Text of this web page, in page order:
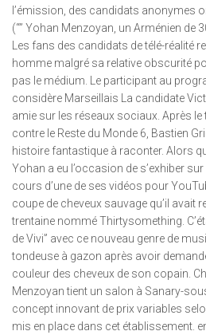
l’émission, des candidats anonymes
(“” Yohan Menzoyan, un Arménien de
Les fans des candidats de télé-réalité
homme malgré sa relative obscurité
pas le médium. Le participant au
considère Marseillais La candidate
amie sur les réseaux sociaux. Après
contre le Reste du Monde 6, Bastien
histoire fantastique à raconter. Alors
Yohan a eu l’occasion de s’exhiber
cours d’une de ses vidéos pour
coupe de cheveux sauvage qu’il avait
trentaine nommé Thirtysomething.
de Vivi” avec ce nouveau genre de
tondeuse à gazon après avoir
couleur des cheveux de son copain.
Menzoyan tient un salon à Sanary-
concept innovant de prix variables
mis en place dans cet établissement.